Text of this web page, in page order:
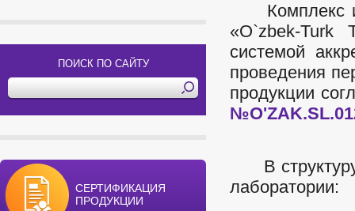
ПОИСК ПО САЙТУ
СЕРТИФИКАЦИЯ
ПРОДУКЦИИ
«O`zbek-Turk
системой
проведения
продукции
В структуру
лаборатории: